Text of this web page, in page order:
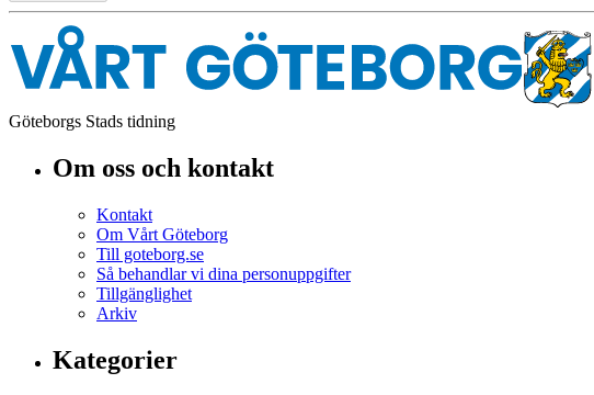
Göteborgs Stads tidning
Om oss och kontakt
Kontakt
Om Vårt Göteborg
Till goteborg.se
Så behandlar vi dina personuppgifter
Tillgänglighet
Arkiv
Kategorier